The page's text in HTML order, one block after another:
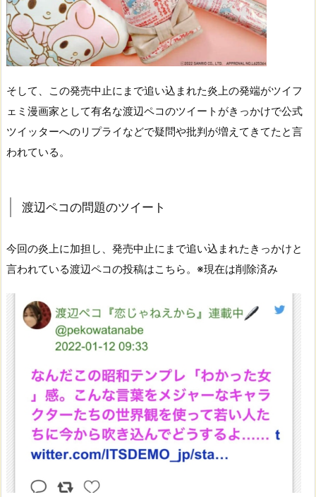
そして、この発売中止にまで追い込まれた炎上の発端がツイフ
ェミ漫画家として有名な渡辺ペコのツイートがきっかけで公式
ツイッターへのリプライなどで疑問や批判が増えてきてたと言
われている。
渡辺ペコの問題のツイート
今回の炎上に加担し、発売中止にまで追い込まれたきっかけと
言われている渡辺ペコの投稿はこちら。※現在は削除済み